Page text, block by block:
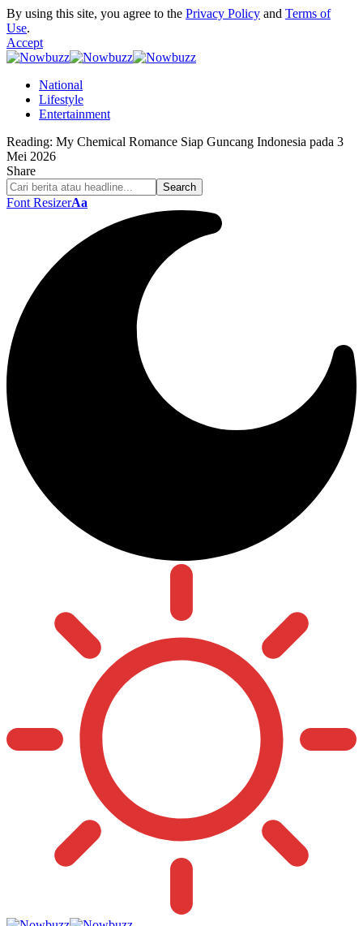
By using this site, you agree to the Privacy Policy and Terms of
Use.
Accept
National
Lifestyle
Entertainment
Reading: My Chemical Romance Siap Guncang Indonesia pada 3
Mei 2026
Share
Font ResizerAa